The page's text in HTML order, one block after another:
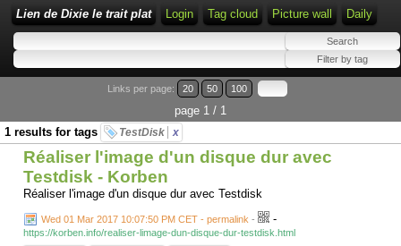
Lien de Dixie le trait plat Login Tag cloud Picture wall Daily
Links per page: 20 50 100
page 1 / 1
1 results for tags
TestDisk x
Réaliser l'image d'un disque dur avec
Testdisk - Korben
Réaliser l'image d'un disque dur avec Testdisk
Wed 01 Mar 2017 10:07:50 PM CET - permalink - -
https://korben.info/realiser-limage-dun-disque-dur-testdisk.html